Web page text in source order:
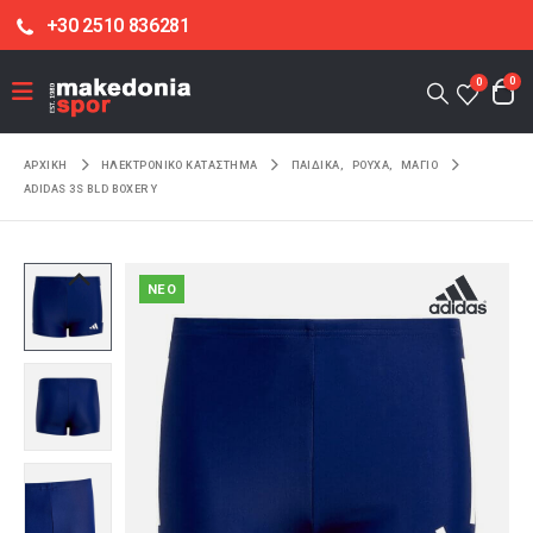
+30 2510 836281
0 0
ΑΡΧΙΚΉ ΗΛΕΚΤΡΟΝΙΚΌ ΚΑΤΆΣΤΗΜΑ ΠΑΙΔΙΚΑ ΡΟΥΧΑ
ΜΑΓΙΟ
ADIDAS 3S BLD BOXER Y
NEO